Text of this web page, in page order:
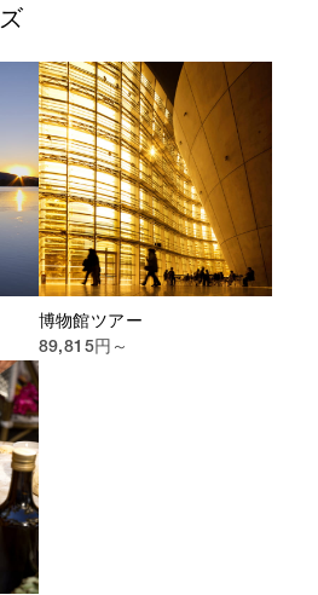
博物館ツアー
89,815円～